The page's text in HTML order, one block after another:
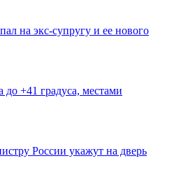
на экс-супругу и ее нового
+41 градуса, местами
России укажут на дверь